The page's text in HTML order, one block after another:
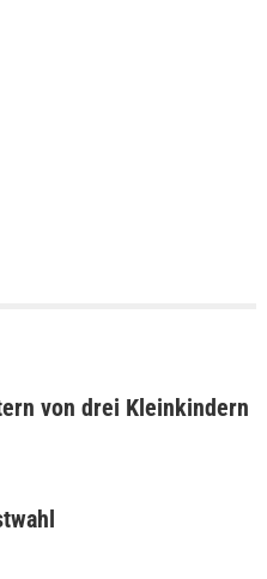
von drei Kleinkindern